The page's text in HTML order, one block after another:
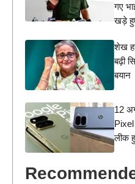
गए
खड़े
शेख
बढ़ी
बयान
12
लीक